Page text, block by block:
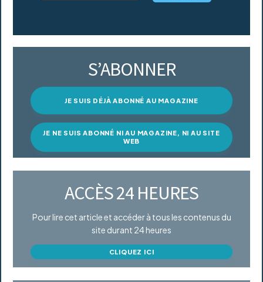
S’ABONNER
JE SUIS DÉJÀ ABONNÉ AU MAGAZINE
JE NE SUIS ABONNÉ NI AU MAGAZINE, NI AU SITE
WEB
ACCÈS 24 HEURES
Pour lire cet article et accéder à tous les contenus du
site durant 24 heures
CLIQUEZ ICI